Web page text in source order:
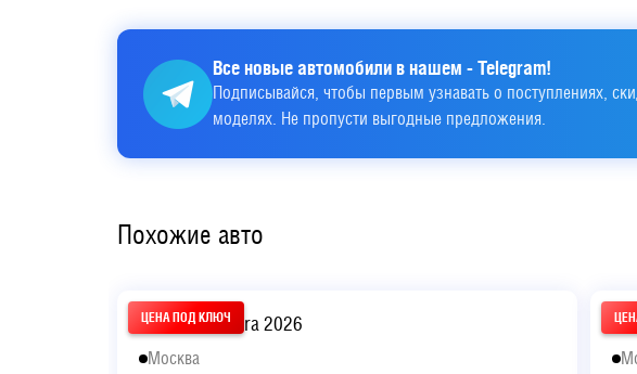
Все новые автомобили в нашем - Telegram!
Подписывайся, чтобы первым узнавать о поступлениях,
моделях. Не пропусти выгодные предложения.
Похожие авто
Hyundai Elantra 2026
Москва